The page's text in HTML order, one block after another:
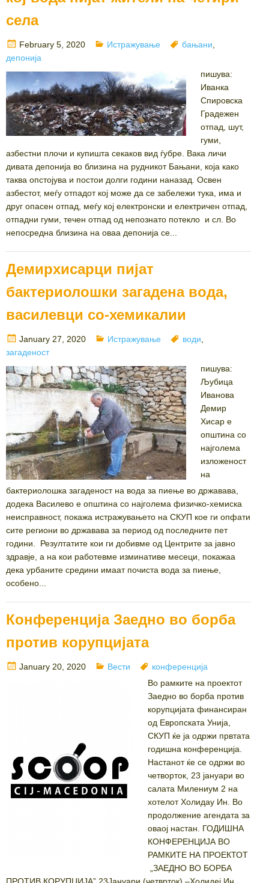
села
Posted
on
February 5, 2020 Categories
Истражување Tags
бањани
депонија
пишува:
Иванка
Спировска
Градежен
отпад, шут,
гуми,
азбестни плочи и купишта секаков вид ѓубре. Вака личи
дивата депонија во близина на рудникот Бањани, која како
таква опстојува и постои долги години наназад. Освен
азбестот, меѓу отпадот кој може да се забележи тука, има и
друг опасен отпад, меѓу кој електронски и електричен отпад,
отпадни гуми, течен отпад од непознато потекло и сл. Во
непосредна близина на оваа депонија се...
Демирхисарци пијат
бактериолошки загадена вода,
василевци со-хемикалии
Posted
on
January 27, 2020 Categories
Истражување Tags
води
загаденост
пишува:
Љубица
Иванова
Демир
Хисар е
општина со
најголема
изложеност
на
бактериолошка загаденост на вода за пиење во државава,
додека Василево е општина со најголема физичко-хемиска
неисправност, покажа истражувањето на СКУП кое ги опфати
сите региони во државава за период од последните пет
години. Резултатите кои ги добивме од Центрите за јавно
здравје, а на кои работевме изминативе месеци, покажаа
дека урбаните средини имаат почиста вода за пиење,
особено...
Конференција Заедно во борба
против корупцијата
Posted
January 20, 2020 Categories
Вести Tags
конференција
Во рамките на проектот
Заедно во борба против
корупцијата финансиран
од Европската Унија,
СКУП ќе ја одржи првтата
годишна конференција.
Настанот ќе се одржи во
четворток, 23 јануари во
салата Милениум 2 на
хотелот Холидау Ин. Во
продолжение агендата за
оваој настан. ГОДИШНА
КОНФЕРЕНЦИЈА ВО
РАМКИТЕ НА ПРОЕКТОТ
„ЗАЕДНО ВО БОРБА
ПРОТИВ КОРУПЦИЈА” 23Јануари (четврток) –Холидеј Ин